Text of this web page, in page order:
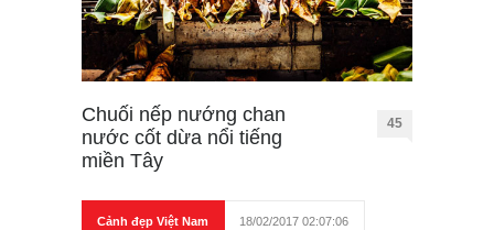
Chuối nếp nướng chan
nước cốt dừa nổi tiếng
miền Tây
45
Cảnh đẹp Việt Nam 18/02/2017 02:07:06